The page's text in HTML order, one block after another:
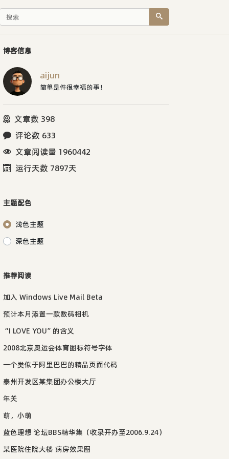
博客信息
aijun
简单是件很幸福的事！
文章数 398
评论数 633
文章阅读量 1960442
运行天数 7897天
主题配色
浅色主题
深色主题
推荐阅读
加入 Windows Live Mail Beta
预计本月添置一款数码相机
“I LOVE YOU”的含义
2008北京奥运会体育图标符号字体
一个类似于阿里巴巴的精品页面代码
泰州开发区某集团办公楼大厅
年关
萌，小萌
蓝色理想 论坛BBS精华集（收录开办至2006.9.24）
某医院住院大楼 病房效果图